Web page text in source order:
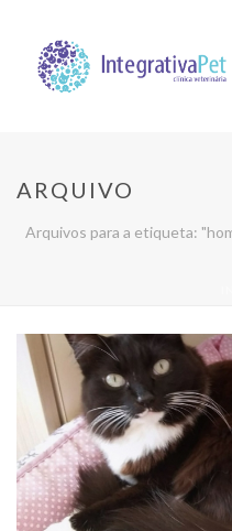
ARQUIVO
Arquivos para a etiqueta: